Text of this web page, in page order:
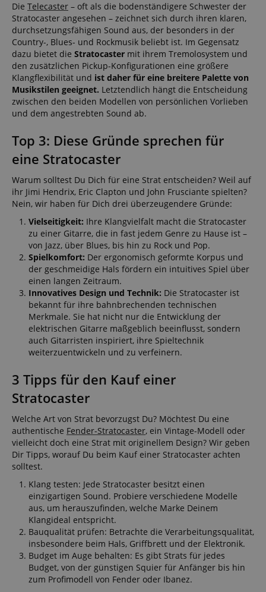
Die Telecaster – oft als die bodenständigere Schwester der
Stratocaster angesehen – zeichnet sich durch ihren klaren,
durchsetzungsfähigen Sound aus, der besonders in der
Country-, Blues- und Rockmusik beliebt ist. Im Gegensatz
dazu bietet die Stratocaster mit ihrem Tremolosystem und
den zusätzlichen Pickup-Konfigurationen eine größere
Klangflexibilität und ist daher für eine breitere Palette von
Musikstilen geeignet. Letztendlich hängt die Entscheidung
zwischen den beiden Modellen von persönlichen Vorlieben
und dem angestrebten Sound ab.
Top 3: Diese Gründe sprechen für
eine Stratocaster
Warum solltest Du Dich für eine Strat entscheiden? Weil auf
ihr Jimi Hendrix, Eric Clapton und John Frusciante spielten?
Nein, wir haben für Dich drei überzeugendere Gründe:
Vielseitigkeit: Ihre Klangvielfalt macht die Stratocaster
zu einer Gitarre, die in fast jedem Genre zu Hause ist –
von Jazz, über Blues, bis hin zu Rock und Pop.
Spielkomfort: Der ergonomisch geformte Korpus und
der geschmeidige Hals fördern ein intuitives Spiel über
einen langen Zeitraum.
Innovatives Design und Technik: Die Stratocaster ist
bekannt für ihre bahnbrechenden technischen
Merkmale. Sie hat nicht nur die Entwicklung der
elektrischen Gitarre maßgeblich beeinflusst, sondern
auch Gitarristen inspiriert, ihre Spieltechnik
weiterzuentwickeln und zu verfeinern.
3 Tipps für den Kauf einer
Stratocaster
Welche Art von Strat bevorzugst Du? Möchtest Du eine
authentische Fender-Stratocaster, ein Vintage-Modell oder
vielleicht doch eine Strat mit originellem Design? Wir geben
Dir Tipps, worauf Du beim Kauf einer Stratocaster achten
solltest.
Klang testen: Jede Stratocaster besitzt einen
einzigartigen Sound. Probiere verschiedene Modelle
aus, um herauszufinden, welche Marke Deinem
Klangideal entspricht.
Bauqualität prüfen: Betrachte die Verarbeitungsqualität,
insbesondere beim Hals, Griffbrett und der Elektronik.
Budget im Auge behalten: Es gibt Strats für jedes
Budget, von der günstigen Squier für Anfänger bis hin
zum Profimodell von Fender oder Ibanez.